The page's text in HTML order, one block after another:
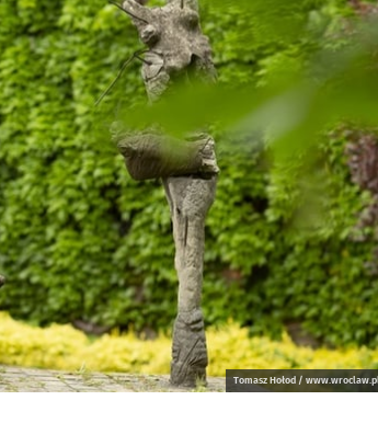
Tomasz Hołod / www.wroclaw.pl